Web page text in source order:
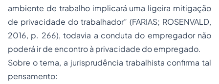
ambiente de trabalho implicará uma ligeira mitigação
de privacidade do trabalhador” (FARIAS; ROSENVALD,
2016, p. 266), todavia a conduta do empregador não
poderá ir de encontro à privacidade do empregado.
Sobre o tema, a jurisprudência trabalhista confirma tal
pensamento: